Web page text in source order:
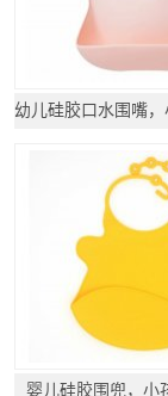
婴儿硅胶围兜，小